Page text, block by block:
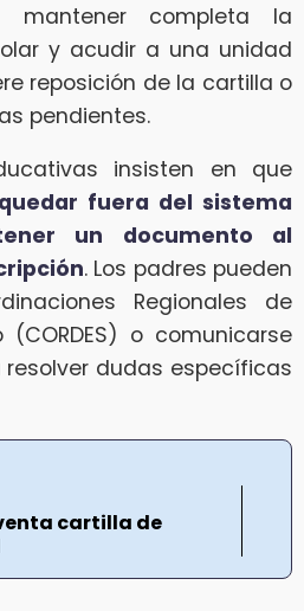
mantener completa la
y acudir a una unidad
reposición de la cartilla o
pendientes.
insisten en que
fuera del sistema
un documento al
. Los padres pueden
Regionales de
(CORDES) o comunicarse
resolver dudas específicas
cartilla de